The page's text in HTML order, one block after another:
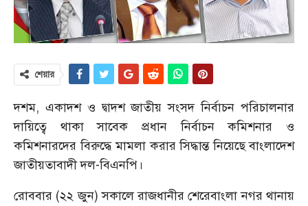
শেয়ার
দশম, একাদশ ও দ্বাদশ জাতীয় সংসদ নির্বাচন পরিচালনার
দায়িত্বে থাকা সাবেক প্রধান নির্বাচন কমিশনার ও
কমিশনারদের বিরুদ্ধে মামলা করার সিদ্ধান্ত নিয়েছে বাংলাদেশ
জাতীয়তাবাদী দল-বিএনপি।
রোববার (২২ জুন) সকালে রাজধানীর শেরেবাংলা নগর থানায়